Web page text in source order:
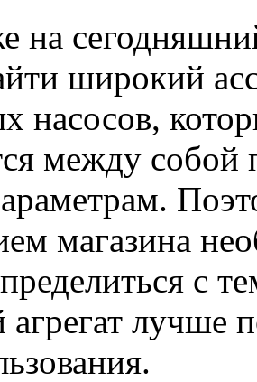
на
широкий
насосов,
между
магазина
с
лучше